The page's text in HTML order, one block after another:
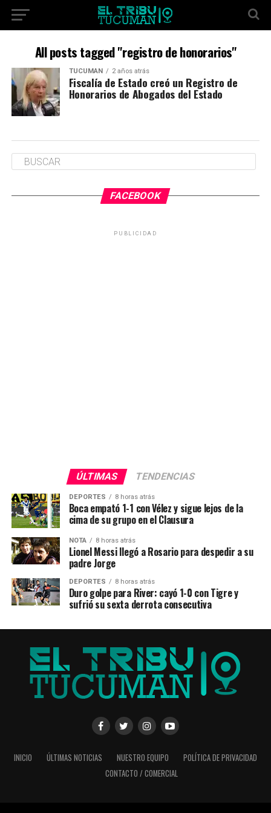
All posts tagged "registro de honorarios"
TUCUMÁN 2 años atrás
Fiscalía de Estado creó un Registro de
Honorarios de Abogados del Estado
FACEBOOK
PUBLICIDAD
ÚLTIMAS TENDENCIAS
DEPORTES 8 horas atrás
Boca empató 1-1 con Vélez y sigue lejos de la
cima de su grupo en el Clausura
NOTA 8 horas atrás
Lionel Messi llegó a Rosario para despedir a su
padre Jorge
DEPORTES 8 horas atrás
Duro golpe para River: cayó 1-0 con Tigre y
sufrió su sexta derrota consecutiva
INICIO ÚLTIMAS NOTICIAS NUESTRO EQUIPO
POLÍTICA DE PRIVACIDAD
CONTACTO / COMERCIAL